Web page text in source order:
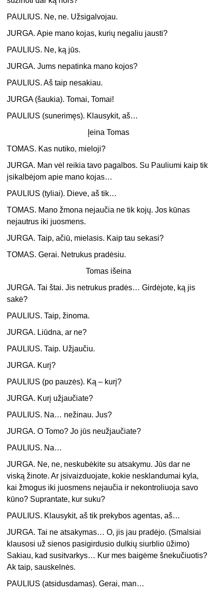
PAULIUS. Ne, ne. Užsigalvojau.
JURGA. Apie mano kojas, kurių negaliu jausti?
PAULIUS. Ne, ką jūs.
JURGA. Jums nepatinka mano kojos?
PAULIUS. Aš taip nesakiau.
JURGA (šaukia). Tomai, Tomai!
PAULIUS (sunerimęs). Klausykit, aš…
Įeina Tomas
TOMAS. Kas nutiko, mieloji?
JURGA. Man vėl reikia tavo pagalbos. Su Pauliumi kaip tik
įsikalbėjom apie mano kojas…
PAULIUS (tyliai). Dieve, aš tik…
TOMAS. Mano žmona nejaučia ne tik kojų. Jos kūnas
nejautrus iki juosmens.
JURGA. Taip, ačiū, mielasis. Kaip tau sekasi?
TOMAS. Gerai. Netrukus pradėsiu.
Tomas išeina
JURGA. Tai štai. Jis netrukus pradės… Girdėjote, ką jis
sakė?
PAULIUS. Taip, žinoma.
JURGA. Liūdna, ar ne?
PAULIUS. Taip. Užjaučiu.
JURGA. Kurį?
PAULIUS (po pauzės). Ką – kurį?
JURGA. Kurį užjaučiate?
PAULIUS. Na… nežinau. Jus?
JURGA. O Tomo? Jo jūs neužjaučiate?
PAULIUS. Na…
JURGA. Ne, ne, neskubėkite su atsakymu. Jūs dar ne
viską žinote. Ar įsivaizduojate, kokie nesklandumai kyla,
kai žmogus iki juosmens nejaučia ir nekontroliuoja savo
kūno? Suprantate, kur suku?
PAULIUS. Klausykit, aš tik prekybos agentas, aš…
JURGA. Tai ne atsakymas… O, jis jau pradėjo. (Smalsiai
klausosi už sienos pasigirdusio dulkių siurblio ūžimo)
Sakiau, kad susitvarkys… Kur mes baigėme šnekučiuotis?
Ak taip, sauskelnės.
PAULIUS (atsidusdamas). Gerai, man…